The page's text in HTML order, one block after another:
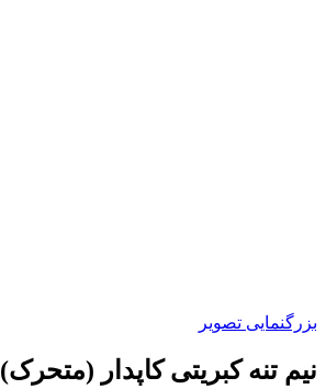
بزرگنمایی تصویر
نیم تنه کبریتی کاپدار (متحرک)